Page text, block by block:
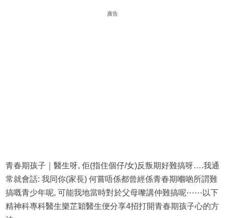
廣告
青春期孩子｜醫生呀, 佢(指住個仔/女)反叛期好難搞呀….我通
常就會話: 我同你(家長) 何嘗唔係都曾經係青春期嗰啲所謂難
搞嘅青少年呢, 可能我地當時對於父母嚟講仲難搞呢⋯⋯以下
精神科專科醫生樂芷穎醫生便分享4招打開青春期孩子心的方